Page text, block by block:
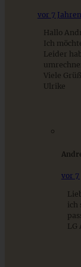
9 saisonale
& Gemüse der
vor 7 Jahren
Hallo
Ich
Leider
Viele
Ulrike
vor 7
ich
LG